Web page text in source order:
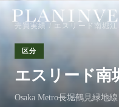
売買実績 / エスリード南堀江
区分
エスリード南
Osaka Metro長堀鶴見緑地